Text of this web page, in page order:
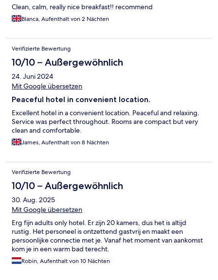
Clean, calm, really nice breakfast!! recommend
Blanca, Aufenthalt von 2 Nächten
Verifizierte Bewertung
10/10 – Außergewöhnlich
24. Juni 2024
Mit Google übersetzen
Peaceful hotel in convenient location.
Excellent hotel in a convenient location. Peaceful and relaxing.
Service was perfect throughout. Rooms are compact but very
clean and comfortable.
James, Aufenthalt von 8 Nächten
Verifizierte Bewertung
10/10 – Außergewöhnlich
30. Aug. 2025
Mit Google übersetzen
Erg fijn adults only hotel. Er zijn 20 kamers, dus het is altijd
rustig. Het personeel is ontzettend gastvrij en maakt een
persoonlijke connectie met je. Vanaf het moment van aankomst
kom je in een warm bad terecht.
Robin, Aufenthalt von 10 Nächten